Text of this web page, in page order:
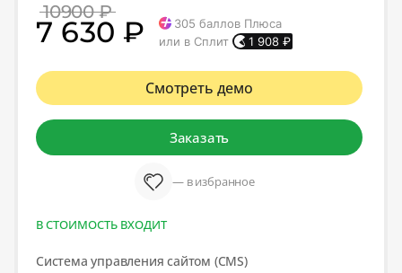
10900 ₽
7 630 ₽ 305 баллов Плюса
или в Сплит
1 908 ₽
Смотреть демо
Заказать
— в избранное
В СТОИМОСТЬ ВХОДИТ
Система управления сайтом (CMS)